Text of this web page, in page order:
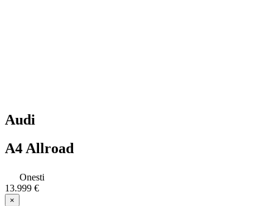
Audi
A4 Allroad
Onesti
13.999 €
×